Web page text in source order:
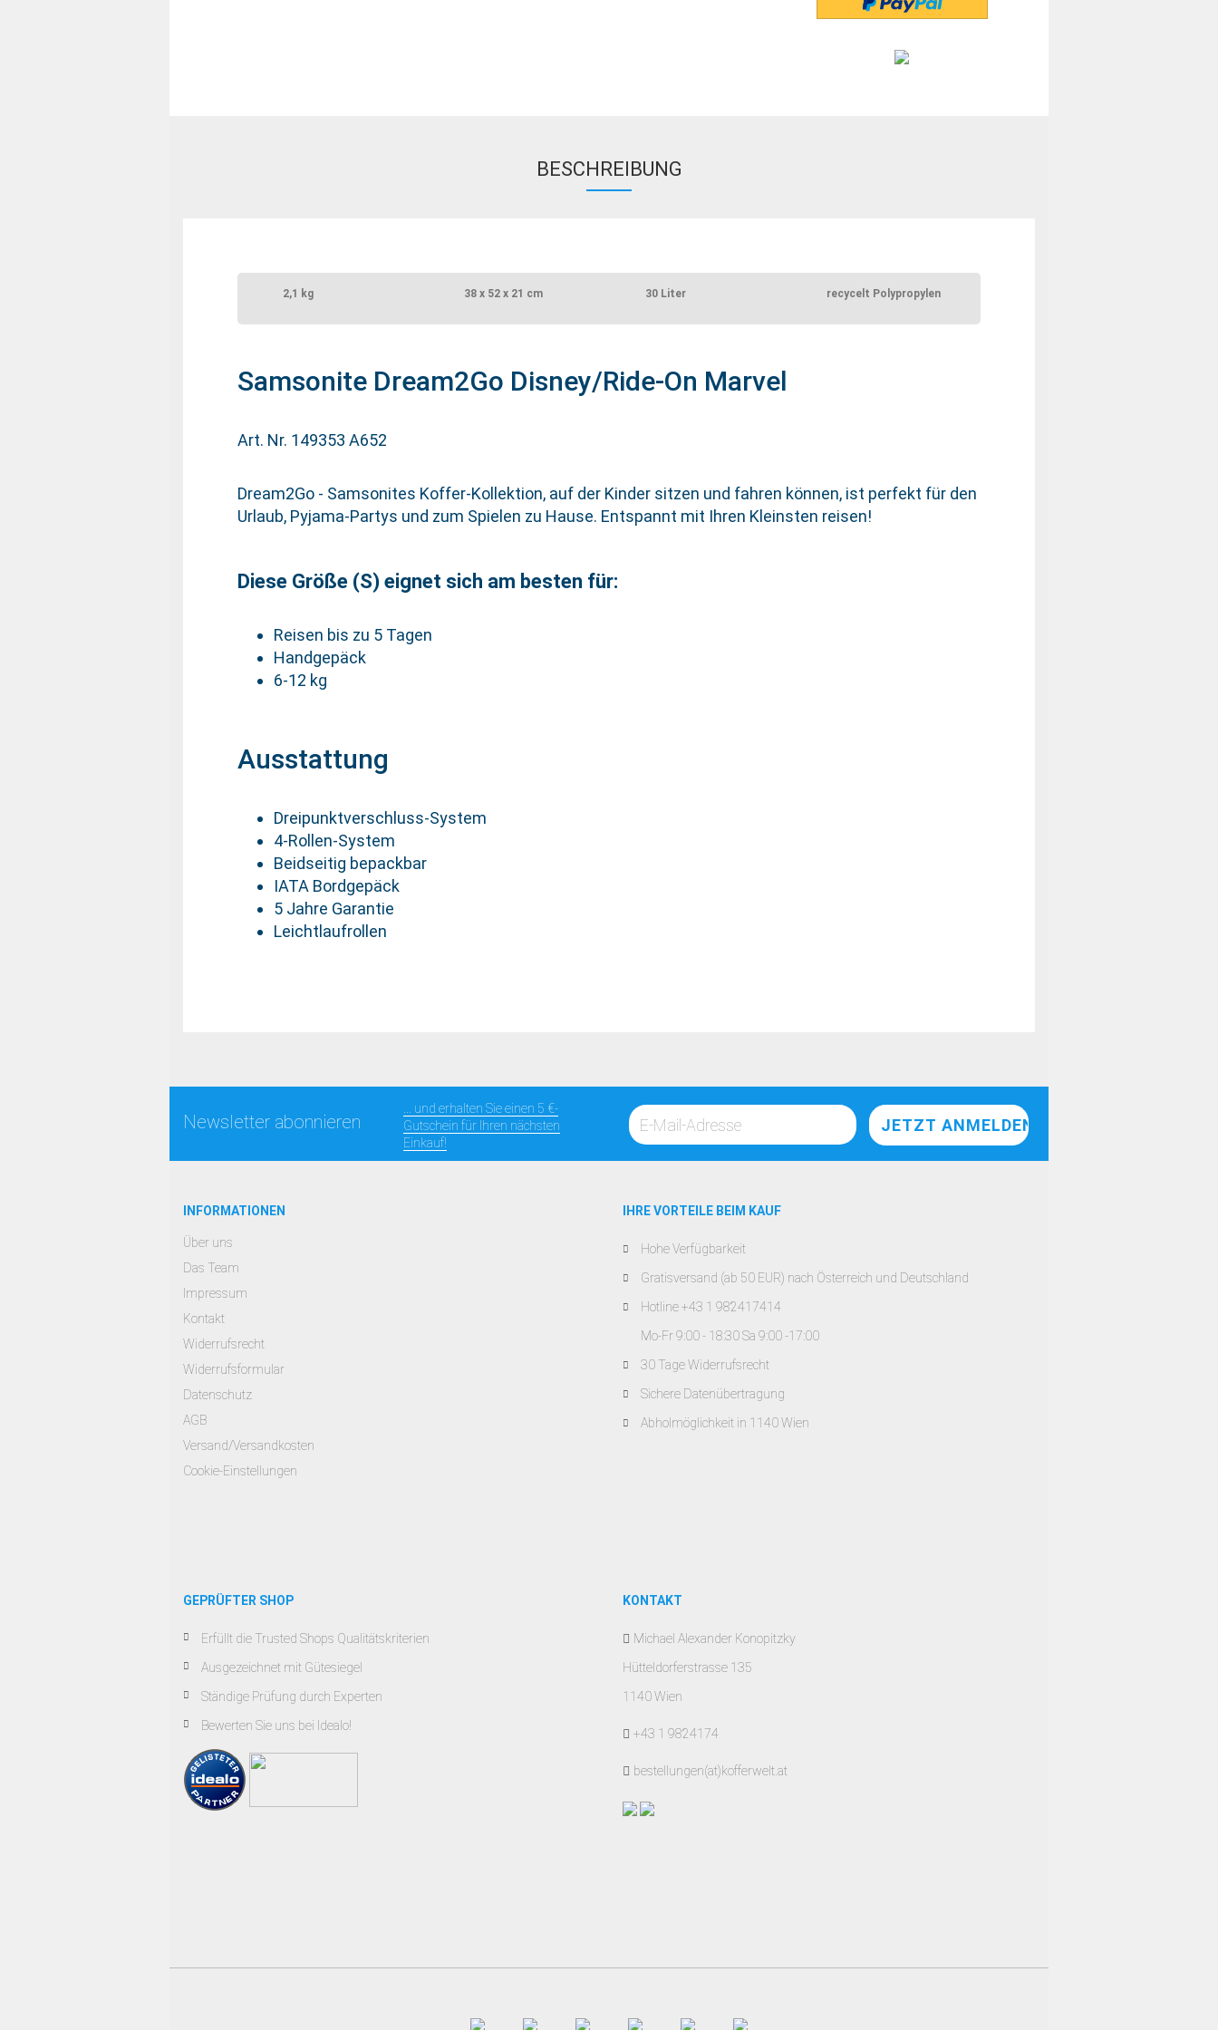
BESCHREIBUNG
2,1 kg 38 x 52 x 21 cm 30 Liter recycelt Polypropylen
Samsonite Dream2Go Disney/Ride-On Marvel
Art. Nr. 149353 A652
Dream2Go - Samsonites Koffer-Kollektion, auf der Kinder sitzen und fahren können, ist perfekt für den
Urlaub, Pyjama-Partys und zum Spielen zu Hause. Entspannt mit Ihren Kleinsten reisen!
Diese Größe (S) eignet sich am besten für:
Reisen bis zu 5 Tagen
Handgepäck
6-12 kg
Ausstattung
Dreipunktverschluss-System
4-Rollen-System
Beidseitig bepackbar
IATA Bordgepäck
5 Jahre Garantie
Leichtlaufrollen
Newsletter abonnieren
... und erhalten Sie einen 5 €-
Gutschein für Ihren nächsten
Einkauf!
INFORMATIONEN
Über uns
Das Team
Impressum
Kontakt
Widerrufsrecht
Widerrufsformular
Datenschutz
AGB
Versand/Versandkosten
Cookie-Einstellungen
IHRE VORTEILE BEIM KAUF
Hohe Verfügbarkeit
Gratisversand (ab 50 EUR) nach Österreich und Deutschland
Hotline +43 1 982417414
Mo-Fr 9:00 - 18:30 Sa 9:00 -17:00
30 Tage Widerrufsrecht
Sichere Datenübertragung
Abholmöglichkeit in 1140 Wien
GEPRÜFTER SHOP
Erfüllt die Trusted Shops Qualitätskriterien
Ausgezeichnet mit Gütesiegel
Ständige Prüfung durch Experten
Bewerten Sie uns bei Idealo!
KONTAKT
Michael Alexander Konopitzky
Hütteldorferstrasse 135
1140 Wien
+43 1 9824174
bestellungen(at)kofferwelt.at